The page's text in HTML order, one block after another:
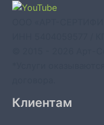
Клиентам